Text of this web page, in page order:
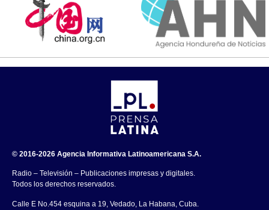
© 2016-2026 Agencia Informativa Latinoamericana S.A.
Radio – Televisión – Publicaciones impresas y digitales.
Todos los derechos reservados.
Calle E No.454 esquina a 19, Vedado, La Habana, Cuba.